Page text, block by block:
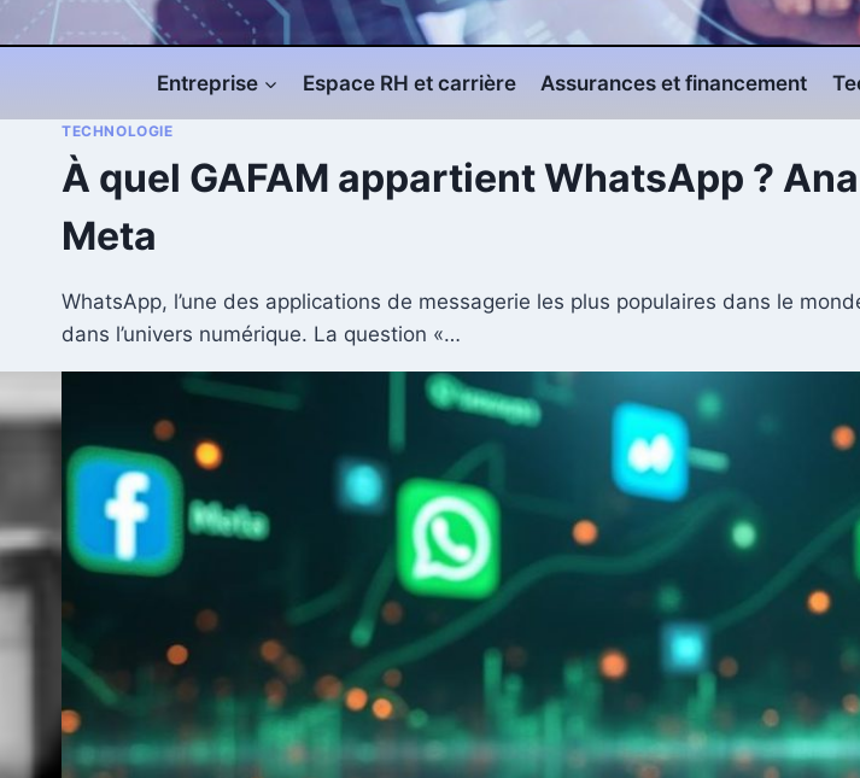
Entreprise Espace RH et carrière Assurances et financement
TECHNOLOGIE
À quel GAFAM appartient WhatsApp ?
Meta
WhatsApp, l’une des applications de messagerie les plus populaires dans le
dans l’univers numérique. La question «…